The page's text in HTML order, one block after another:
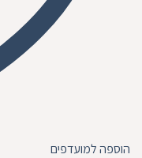
הוספה למועדפים